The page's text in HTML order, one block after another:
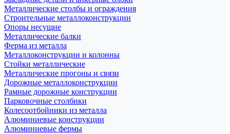
Металлические столбы и ограждения
Строительные металлоконструкции
Опоры несущие
Металлические балки
Ферма из металла
Металлоконструкции и колонны
Стойки металлические
Металлические прогоны и связи
Дорожные металлоконструкции
Рамные дорожные конструкции
Парковочные столбики
Колесоотбойники из металла
Алюминиевые конструкции
Алюминиевые фермы